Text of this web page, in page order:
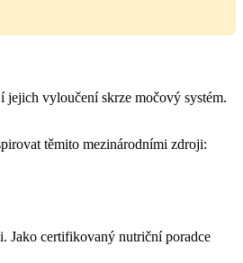
vyloučení skrze močový systém.
těmito mezinárodními zdroji:
Jako certifikovaný nutriční poradce